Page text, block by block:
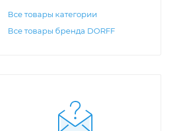
Все товары категории
Все товары бренда DORFF